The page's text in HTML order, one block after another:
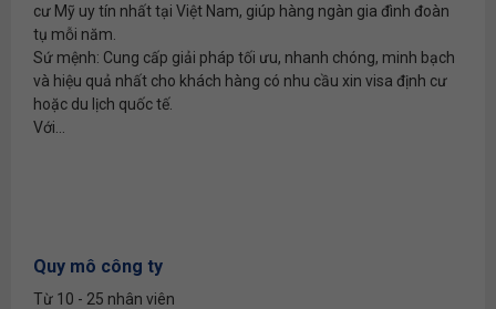
cư Mỹ uy tín nhất tại Việt Nam, giúp hàng ngàn gia đình đoàn
tụ mỗi năm.
Sứ mệnh: Cung cấp giải pháp tối ưu, nhanh chóng, minh bạch
và hiệu quả nhất cho khách hàng có nhu cầu xin visa định cư
hoặc du lịch quốc tế.
Với...
Quy mô công ty
Từ 10 - 25 nhân viên